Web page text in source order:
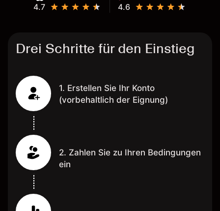
4.7 4.6
Drei Schritte für den Einstieg
1. Erstellen Sie Ihr Konto
(vorbehaltlich der Eignung)
2. Zahlen Sie zu Ihren Bedingungen
ein